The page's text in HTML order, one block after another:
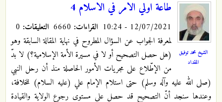
الشيخ محمد توفيق
المقداد
طاعة اولي الامر في الاسلام 4
12/07/2021 - 10:24 القراءات: التعليقات:
لمعرفة الجواب عن السؤال المطروح في نهاية المقالة السابقة وهو
(هل حصل التصحيح أو لا في مسيرة الأمة الإسلامية؟) لا بدّ
من الإطّلاع على مجريات الأمور الحاصلة منذ أن رحل النبي
(صلى الله عليه وآله وسلم) حتى استلام الإمام علي (عليه السلام) للخلافة،
وعندها سنجد أنّ التصحيح قد حصل على مستوى رجوع الولاية والقيادة